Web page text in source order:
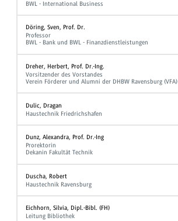
BWL - International Business
Döring, Sven, Prof. Dr.
Professor
BWL - Bank und BWL - Finanzdienstleistungen
Dreher, Herbert, Prof. Dr.-Ing.
Vorsitzender des Vorstandes
Verein Förderer und Alumni der DHBW Ravensburg (VFA)
Dulic, Dragan
Haustechnik Friedrichshafen
Dunz, Alexandra, Prof. Dr.-Ing
Prorektorin
Dekanin Fakultät Technik
Duscha, Robert
Haustechnik Ravensburg
Eichhorn, Silvia, Dipl.-Bibl. (FH)
Leitung Bibliothek